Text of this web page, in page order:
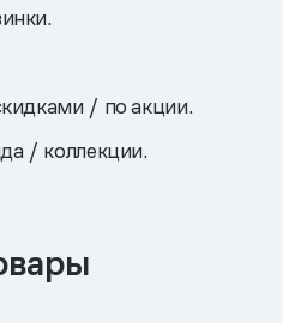
/ по акции.
/ коллекции.